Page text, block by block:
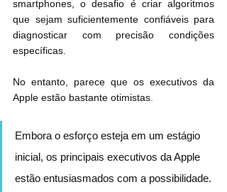
smartphones, o desafio é criar algoritmos
que sejam suficientemente confiáveis ​​para
diagnosticar com precisão condições
específicas.
No entanto, parece que os executivos da
Apple estão bastante otimistas.
Embora o esforço esteja em um estágio
inicial, os principais executivos da Apple
estão entusiasmados com a possibilidade.